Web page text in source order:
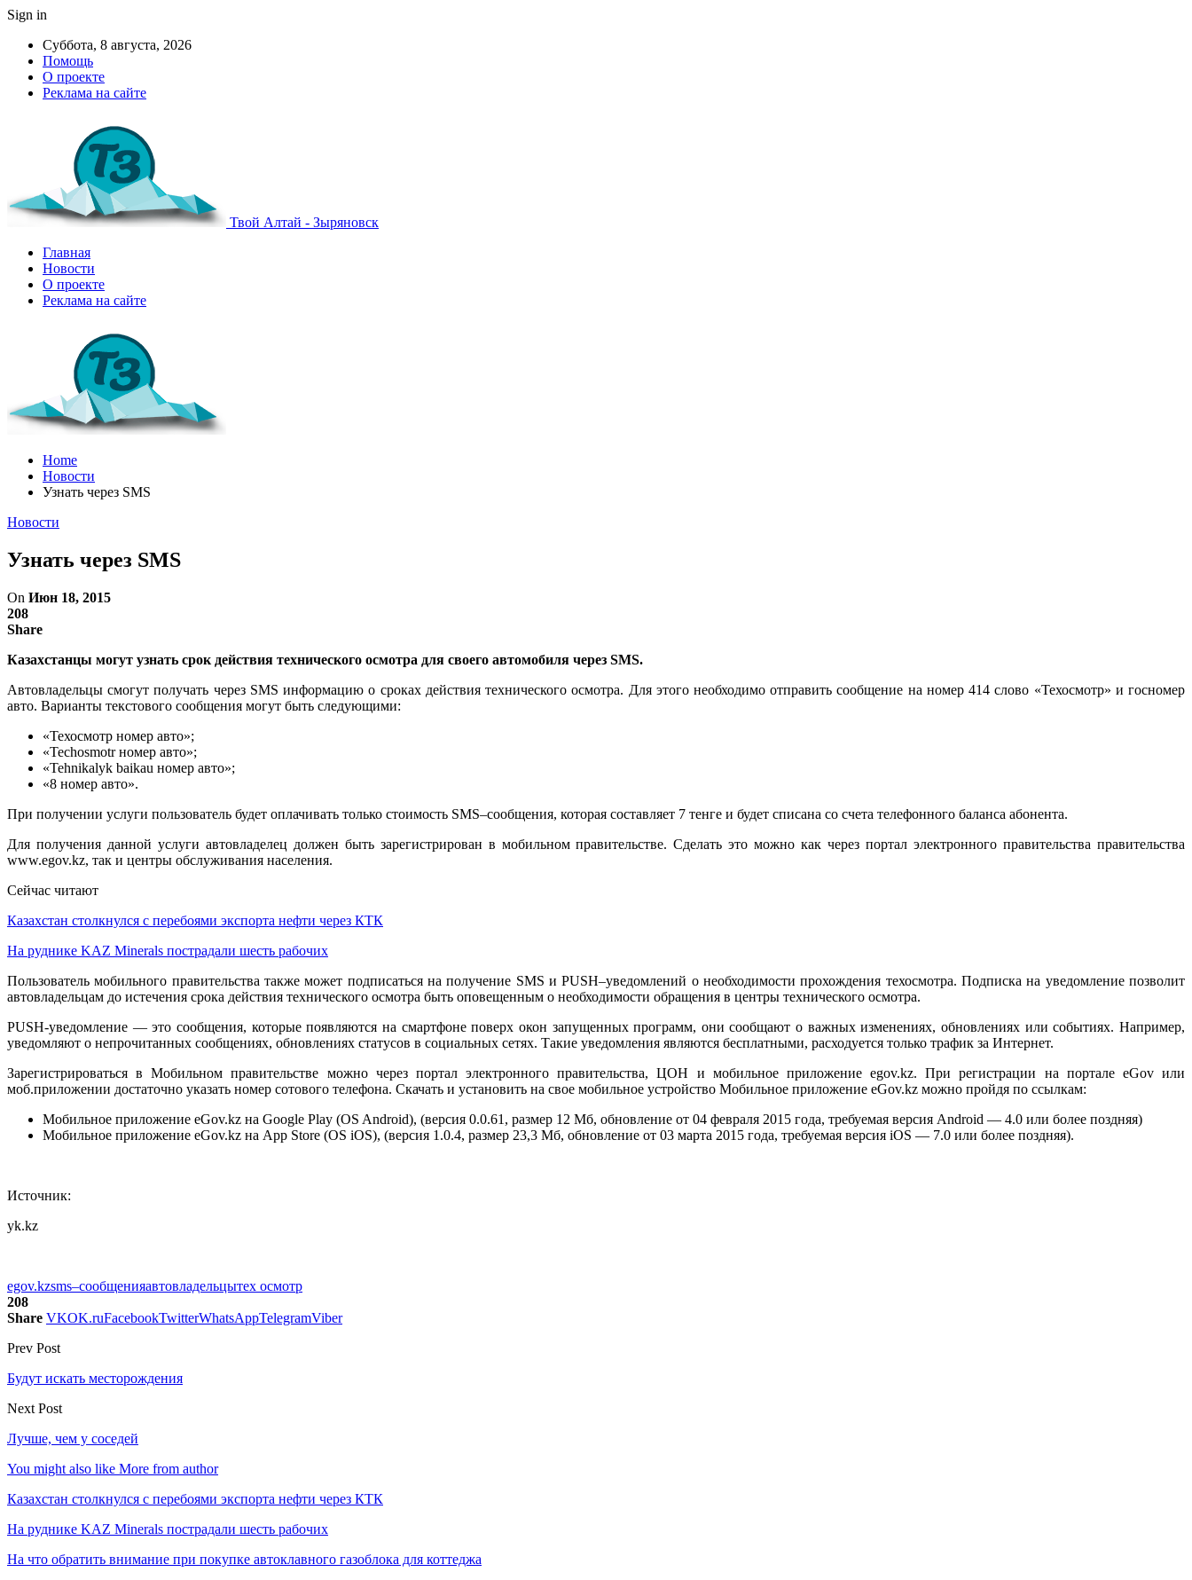
Sign in
Суббота, 8 августа, 2026
Помощь
О проекте
Реклама на сайте
Твой Алтай - Зыряновск
Главная
Новости
О проекте
Реклама на сайте
Home
Новости
Узнать через SMS
Новости
Узнать через SMS
On Июн 18, 2015
208
Share
Казахстанцы могут узнать срок действия технического осмотра для своего автомобиля через SMS.
Автовладельцы смогут получать через SMS информацию о сроках действия технического осмотра. Для этого необходимо отправить сообщение на номер 414 слово «Техосмотр» и госномер
авто. Варианты текстового сообщения могут быть следующими:
«Техосмотр номер авто»;
«Techosmotr номер авто»;
«Tehnikalyk baikau номер авто»;
«8 номер авто».
При получении услуги пользователь будет оплачивать только стоимость SMS–сообщения, которая составляет 7 тенге и будет списана со счета телефонного баланса абонента.
Для получения данной услуги автовладелец должен быть зарегистрирован в мобильном правительстве. Сделать это можно как через портал электронного правительства правительства
www.egov.kz, так и центры обслуживания населения.
Сейчас читают
Казахстан столкнулся с перебоями экспорта нефти через КТК
На руднике KAZ Minerals пострадали шесть рабочих
Пользователь мобильного правительства также может подписаться на получение SMS и PUSH–уведомлений о необходимости прохождения техосмотра. Подписка на уведомление позволит
автовладельцам до истечения срока действия технического осмотра быть оповещенным о необходимости обращения в центры технического осмотра.
PUSH-уведомление — это сообщения, которые появляются на смартфоне поверх окон запущенных программ, они сообщают о важных изменениях, обновлениях или событиях. Например,
уведомляют о непрочитанных сообщениях, обновлениях статусов в социальных сетях. Такие уведомления являются бесплатными, расходуется только трафик за Интернет.
Зарегистрироваться в Мобильном правительстве можно через портал электронного правительства, ЦОН и мобильное приложение egov.kz. При регистрации на портале eGov или
моб.приложении достаточно указать номер сотового телефона. Скачать и установить на свое мобильное устройство Мобильное приложение eGov.kz можно пройдя по ссылкам:
Мобильное приложение eGov.kz на Google Play (OS Android), (версия 0.0.61, размер 12 Мб, обновление от 04 февраля 2015 года, требуемая версия Android — 4.0 или более поздняя)
Мобильное приложение eGov.kz на App Store (OS iOS), (версия 1.0.4, размер 23,3 Мб, обновление от 03 марта 2015 года, требуемая версия iOS — 7.0 или более поздняя).
Источник:
yk.kz
egov.kzsms–сообщенияавтовладельцытех осмотр
208
Share VKOK.ruFacebookTwitterWhatsAppTelegramViber
Prev Post
Будут искать месторождения
Next Post
Лучше, чем у соседей
You might also like More from author
Казахстан столкнулся с перебоями экспорта нефти через КТК
На руднике KAZ Minerals пострадали шесть рабочих
На что обратить внимание при покупке автоклавного газоблока для коттеджа